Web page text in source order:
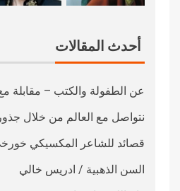
أحدث المقالات
عن الطفولة والكتب – مقابلة مع
نتواصل مع العالم من خلال
قصائد للشاعر المكسيكي
السن الذهبية / ادريس خالي